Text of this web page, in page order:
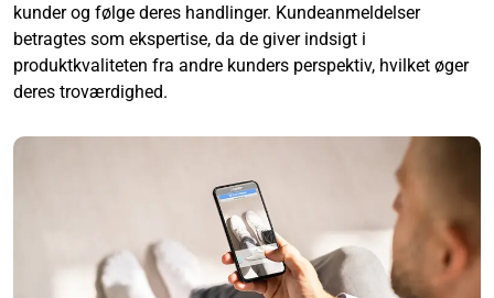
kunder og følge deres handlinger. Kundeanmeldelser
betragtes som ekspertise, da de giver indsigt i
produktkvaliteten fra andre kunders perspektiv, hvilket øger
deres troværdighed.